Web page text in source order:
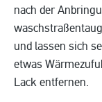
nach der
und lassen sich
etwas
Lack entfernen.